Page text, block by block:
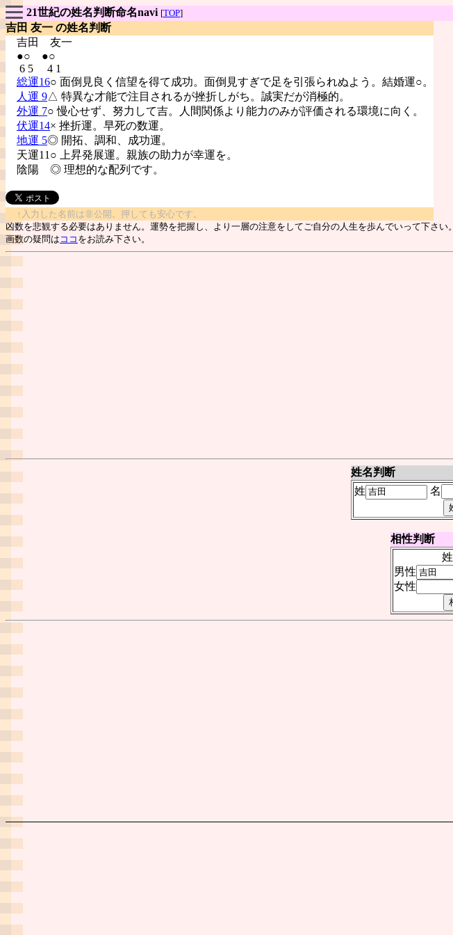
21世紀の姓名判断命名navi [TOP]
吉田 友一 の姓名判断
吉田 友一
●○ ●○
6 5 4 1
総運16○ 面倒見良く信望を得て成功。面倒見すぎで足を引張られぬよう。結婚運○。
人運 9△ 特異な才能で注目されるが挫折しがち。誠実だが消極的。
外運 7○ 慢心せず、努力して吉。人間関係より能力のみが評価される環境に向く。
伏運14× 挫折運。早死の数運。
地運 5◎ 開拓、調和、成功運。
天運11○ 上昇発展運。親族の助力が幸運を。
陰陽 ◎ 理想的な配列です。
↑入力した名前は非公開。押しても安心です。
凶数を悲観する必要はありません。運勢を把握し、より一層の注意をしてご自分の人生を歩んでいって下さい。
画数の疑問は ココ をお読み下さい。
姓名判断
姓
名
相性判断
姓
男性
女性